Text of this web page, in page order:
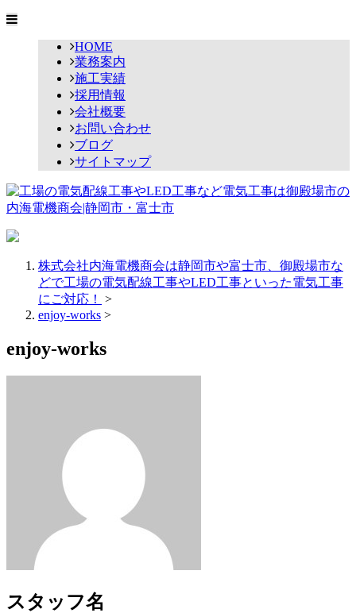
HOME
業務案内
施工実績
採用情報
会社概要
お問い合わせ
ブログ
サイトマップ
株式会社内海電機商会は静岡市や富士市、御殿場市な
どで工場の電気配線工事やLED工事といった電気工事
にご対応！
>
enjoy-works >
enjoy-works
スタッフ名